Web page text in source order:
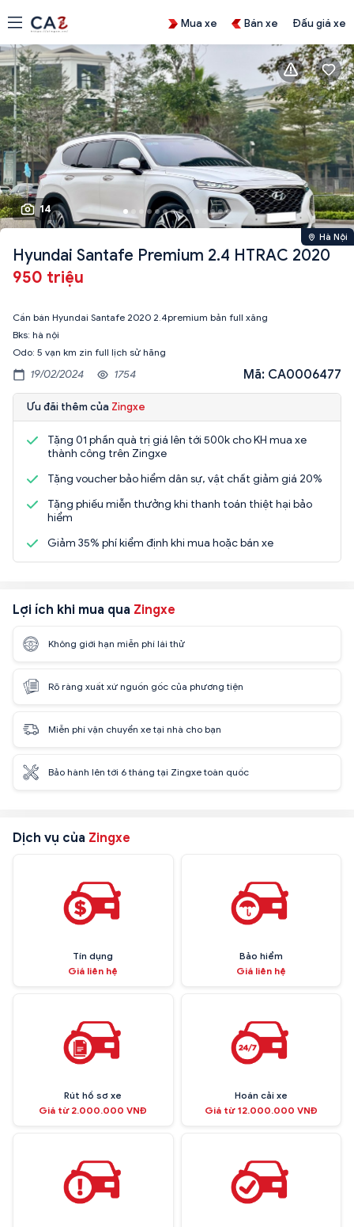
Mua xe Bán xe Đấu giá xe
14
Hà Nội
Hyundai Santafe Premium 2.4 HTRAC 2020
950 triệu
Cần bán Hyundai Santafe 2020 2.4premium bản full xăng
Bks: hà nội
Odo: 5 vạn km zin full lịch sử hãng
19/02/2024 1754 Mã: CA0006477
Ưu đãi thêm của Zingxe
Tặng 01 phần quà trị giá lên tới 500k cho KH mua xe
thành công trên Zingxe
Tặng voucher bảo hiểm dân sự, vật chất giảm giá 20%
Tặng phiếu miễn thưởng khi thanh toán thiệt hại bảo
hiểm
Giảm 35% phí kiểm định khi mua hoặc bán xe
Lợi ích khi mua qua Zingxe
Không giới hạn miễn phí lái thử
Rõ ràng xuất xứ nguồn gốc của phương tiện
Miễn phí vận chuyển xe tại nhà cho bạn
Bảo hành lên tới 6 tháng tại Zingxe toàn quốc
Dịch vụ của Zingxe
Tín dụng
Giá liên hệ
Bảo hiểm
Giá liên hệ
Rút hồ sơ xe
Giá từ 2.000.000 VNĐ
Hoán cải xe
Giá từ 12.000.000 VNĐ